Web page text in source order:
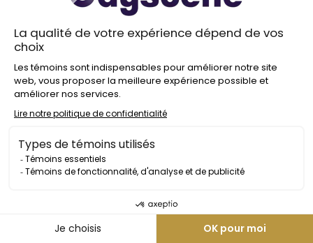
Stationnements
proximité de
nos salles
Politique de
d’auteur
2026